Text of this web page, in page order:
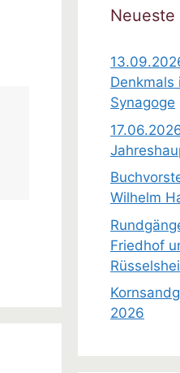
Neueste
Denkmals
Synagoge
Wilhelm
Friedhof
2026